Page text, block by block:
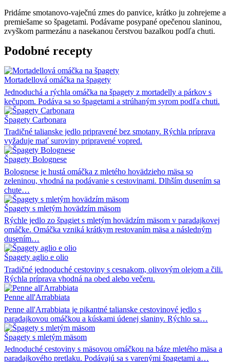
Pridáme smotanovo-vaječnú zmes do panvice, krátko ju zohrejeme a
premiešame so špagetami. Podávame posypané opečenou slaninou,
zvyškom parmezánu a nasekanou čerstvou bazalkou podľa chuti.
Podobné recepty
Mortadellová omáčka na špagety
Jednoduchá a rýchla omáčka na špagety z mortadelly a párkov s
kečupom. Podáva sa so špagetami a strúhaným syrom podľa chuti.
Špagety Carbonara
Tradičné talianske jedlo pripravené bez smotany. Rýchla príprava
vyžaduje mať suroviny pripravené vopred.
Špagety Bolognese
Bolognese je hustá omáčka z mletého hovädzieho mäsa so
zeleninou, vhodná na podávanie s cestovinami. Dlhším dusením sa
chute…
Špagety s mletým hovädzím mäsom
Rýchle jedlo zo špagiet s mletým hovädzím mäsom v paradajkovej
omáčke. Omáčka vzniká krátkym restovaním mäsa a následným
dusením…
Špagety aglio e olio
Tradičné jednoduché cestoviny s cesnakom, olivovým olejom a čili.
Rýchla príprava vhodná na obed alebo večeru.
Penne all'Arrabbiata
Penne all'Arrabbiata je pikantné talianske cestovinové jedlo s
paradajkovou omáčkou a kúskami údenej slaniny. Rýchlo sa…
Špagety s mletým mäsom
Jednoduché cestoviny s mäsovou omáčkou na báze mletého mäsa a
paradajkového pretlaku. Podávajú sa s varenými špagetami a…